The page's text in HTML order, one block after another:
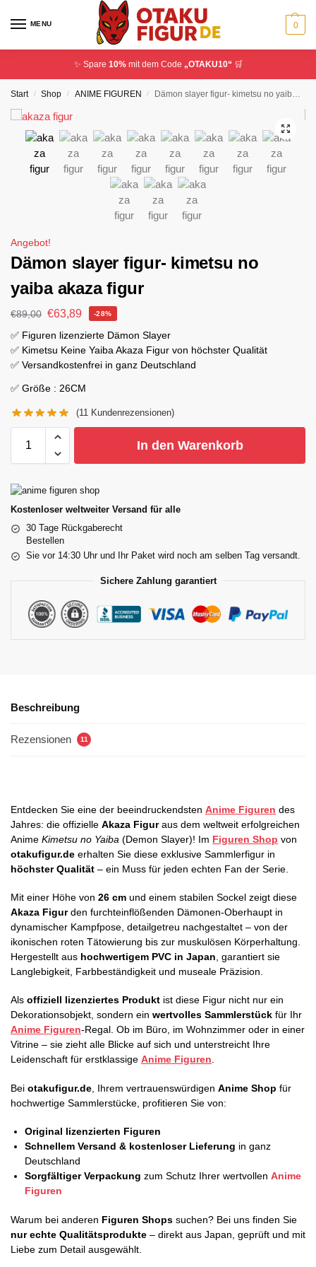
MENU 0
✨ Spare 10%mit dem Code „OTAKU10“ 🛒
Start / Shop / ANIME FIGUREN / Dämon slayer figur- kimetsu no yaiba akaza figur
Angebot!
Dämon slayer figur- kimetsu no
yaiba akaza figur
€89,00 €63,89 -28%
✅ Figuren lizenzierte Dämon Slayer
✅ Kimetsu Keine Yaiba Akaza Figur von höchster Qualität
✅ Versandkostenfrei in ganz Deutschland
✅ Größe : 26CM
(11 Kundenrezensionen)
In den Warenkorb
Kostenloser weltweiter Versand für alle
30 Tage Rückgaberecht
Bestellen
Sie vor 14:30 Uhr und Ihr Paket wird noch am selben Tag versandt.
Sichere Zahlung garantiert
Beschreibung
Rezensionen 11
Entdecken Sie eine der beeindruckendsten Anime Figuren des
Jahres: die offizielle Akaza Figuraus dem weltweit erfolgreichen
Anime Kimetsu no Yaiba (Demon Slayer)! Im Figuren Shop von
otakufigur.de erhalten Sie diese exklusive Sammlerfigur in
höchster Qualität – ein Muss für jeden echten Fan der Serie.
Mit einer Höhe von 26 cm und einem stabilen Sockel zeigt diese
Akaza Figurden furchteinflößenden Dämonen-Oberhaupt in
dynamischer Kampfpose, detailgetreu nachgestaltet – von der
ikonischen roten Tätowierung bis zur muskulösen Körperhaltung.
Hergestellt aus hochwertigem PVC in Japan , garantiert sie
Langlebigkeit, Farbbeständigkeit und museale Präzision.
Als offiziell lizenziertes Produkt ist diese Figur nicht nur ein
Dekorationsobjekt, sondern ein wertvolles Sammlerstück für Ihr
Anime Figuren-Regal. Ob im Büro, im Wohnzimmer oder in einer
Vitrine – sie zieht alle Blicke auf sich und unterstreicht Ihre
Leidenschaft für erstklassige Anime Figuren.
Bei otakufigur.de , Ihrem vertrauenswürdigen Anime Shop für
hochwertige Sammlerstücke, profitieren Sie von:
Original lizenzierten Figuren
Schnellem Versand & kostenloser Lieferung in ganz
Deutschland
Sorgfältiger Verpackung zum Schutz Ihrer wertvollen Anime
Figuren
Warum bei anderen Figuren Shops suchen? Bei uns finden Sie
nur echte Qualitätsprodukte – direkt aus Japan, geprüft und mit
Liebe zum Detail ausgewählt.